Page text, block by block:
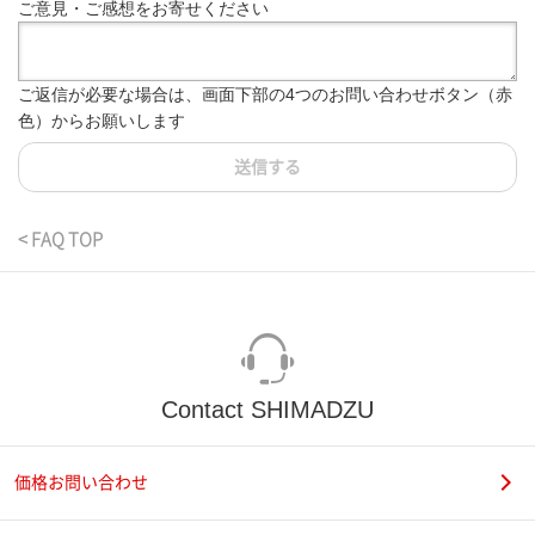
ご意見・ご感想をお寄せください
ご返信が必要な場合は、画面下部の4つのお問い合わせボタン（赤
色）からお願いします
送信する
< FAQ TOP
Contact SHIMADZU
価格お問い合わせ